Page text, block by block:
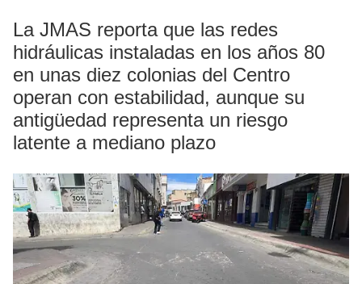
La JMAS reporta que las redes
hidráulicas instaladas en los años 80
en unas diez colonias del Centro
operan con estabilidad, aunque su
antigüedad representa un riesgo
latente a mediano plazo